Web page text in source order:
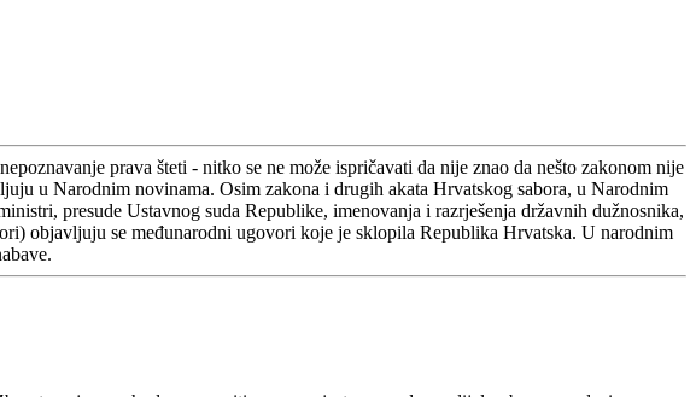
prava šteti - nitko se ne može ispričavati da nije znao da nešto zakonom nije
u Narodnim novinama. Osim zakona i drugih akata Hrvatskog sabora, u Narodnim
presude Ustavnog suda Republike, imenovanja i razrješenja državnih dužnosnika,
objavljuju se međunarodni ugovori koje je sklopila Republika Hrvatska. U narodnim